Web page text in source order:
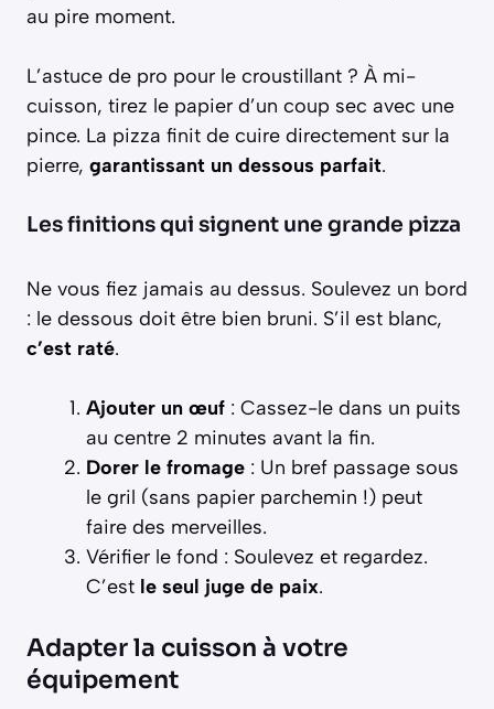
au pire moment.
L’astuce de pro pour le croustillant ? À mi-
cuisson, tirez le papier d’un coup sec avec une
pince. La pizza finit de cuire directement sur la
pierre, garantissant un dessous parfait.
Les finitions qui signent une grande pizza
Ne vous fiez jamais au dessus. Soulevez un bord
: le dessous doit être bien bruni. S’il est blanc,
c’est raté.
Ajouter un œuf : Cassez-le dans un puits
au centre 2 minutes avant la fin.
Dorer le fromage : Un bref passage sous
le gril (sans papier parchemin !) peut
faire des merveilles.
Vérifier le fond : Soulevez et regardez.
C’est le seul juge de paix.
Adapter la cuisson à votre
équipement